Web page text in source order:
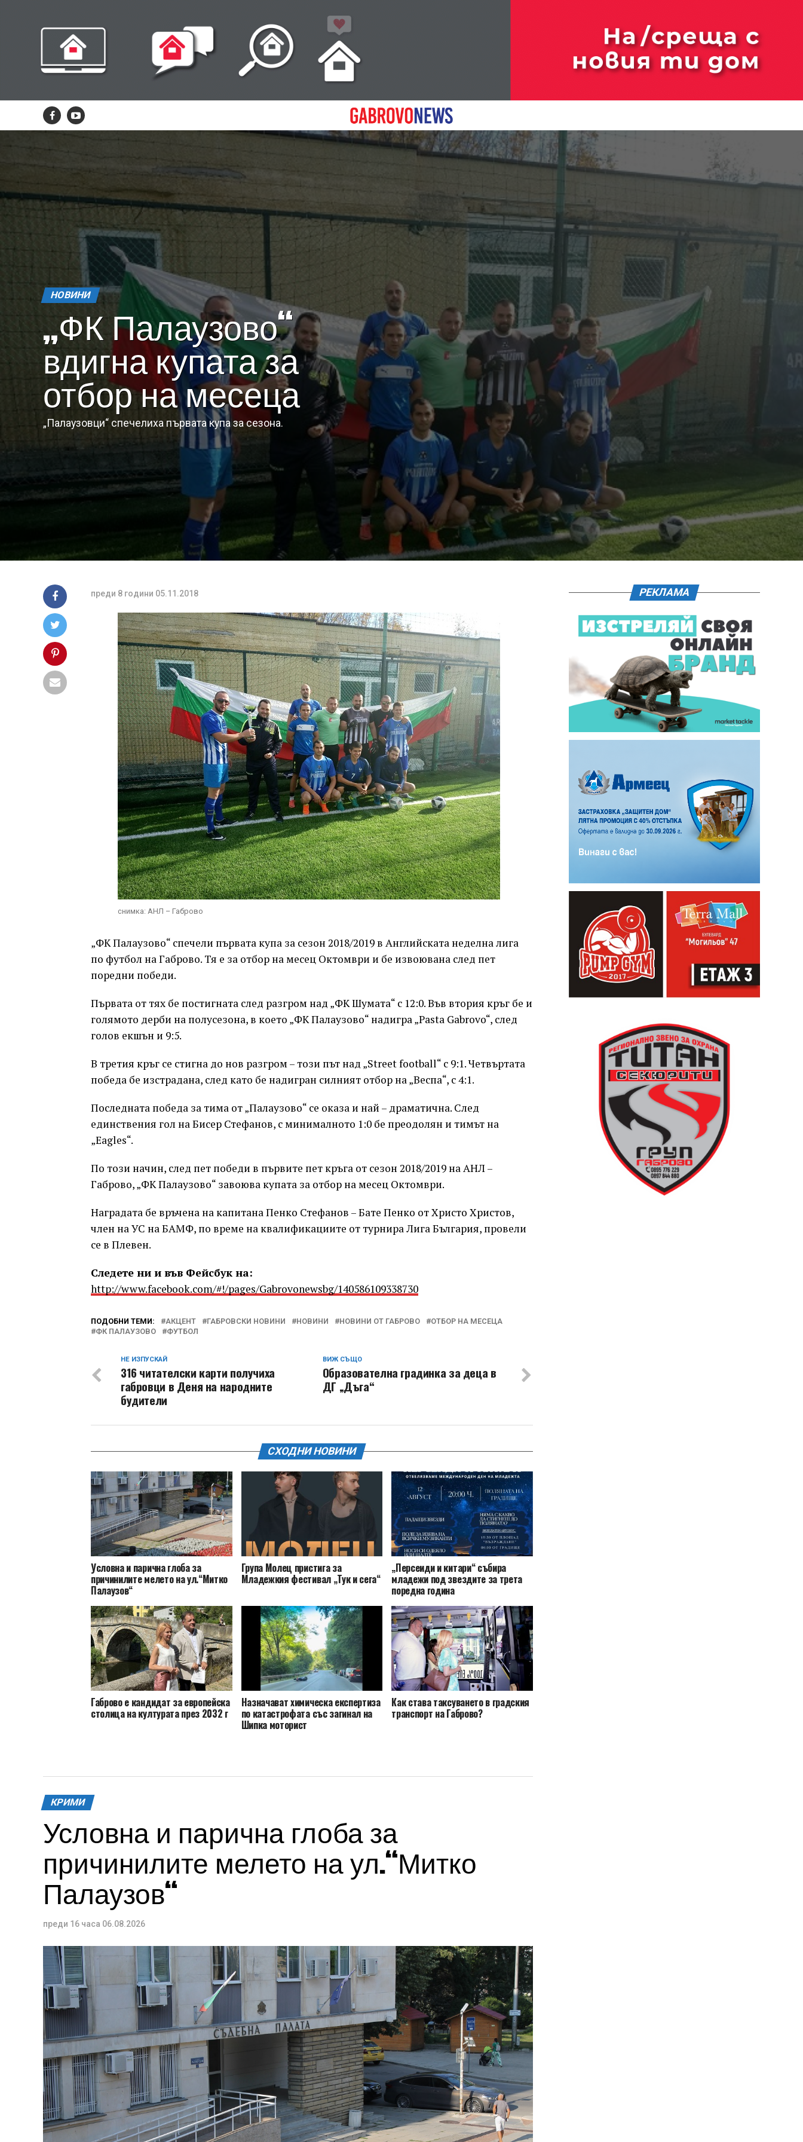
НОВИНИ
„ФК Палаузово“
вдигна купата за
отбор на месеца
„Палаузовци“ спечелиха първата купа за сезона.
преди 8 години 05.11.2018
снимка: АНЛ – Габрово
„ФК Палаузово“ спечели първата купа за сезон 2018/2019 в Английската неделна лига
по футбол на Габрово. Тя е за отбор на месец Октомври и бе извоювана след пет
поредни победи.
Първата от тях бе постигната след разгром над „ФК Шумата“ с 12:0. Във втория кръг бе и
голямото дерби на полусезона, в което „ФК Палаузово“ надигра „Pasta Gabrovo“, след
голов екшън и 9:5.
В третия кръг се стигна до нов разгром – този път над „Street football“ с 9:1. Четвъртата
победа бе изстрадана, след като бе надигран силният отбор на „Веспа“, с 4:1.
Последната победа за тима от „Палаузово“ се оказа и най – драматична. След
единствения гол на Бисер Стефанов, с минималното 1:0 бе преодолян и тимът на
„Eagles“.
По този начин, след пет победи в първите пет кръга от сезон 2018/2019 на АНЛ –
Габрово, „ФК Палаузово“ завоюва купата за отбор на месец Октомври.
Наградата бе връчена на капитана Пенко Стефанов – Бате Пенко от Христо Христов,
член на УС на БАМФ, по време на квалификациите от турнира Лига България, провели
се в Плевен.
Следете ни и във Фейсбук на:
http://www.facebook.com/#!/pages/Gabrovonewsbg/140586109338730
ПОДОБНИ ТЕМИ: АКЦЕНТ ГАБРОВСКИ НОВИНИ НОВИНИ НОВИНИ ОТ ГАБРОВО
ОТБОР НА МЕСЕЦА
ФК ПАЛАУЗОВО
ФУТБОЛ
ВИЖ СЪЩО
Образователна градинка за деца в
ДГ „Дъга“
НЕ ИЗПУСКАЙ
316 читателски карти получиха
габровци в Деня на народните
будители
СХОДНИ НОВИНИ
Условна и парична глоба за
причинилите мелето на ул.“Митко
Палаузов“
Група Молец пристига за
Младежкия фестивал „Тук и сега“
„Персеиди и китари“ събира
младежи под звездите за трета
поредна година
Габрово е кандидат за европейска
столица на културата през 2032 г
Назначават химическа експертиза
по катастрофата със загинал на
Шипка моторист
Как става таксуването в градския
транспорт на Габрово?
КРИМИ
Условна и парична глоба за
причинилите мелето на ул.“Митко
Палаузов“
преди 16 часа 06.08.2026
РЕКЛАМА